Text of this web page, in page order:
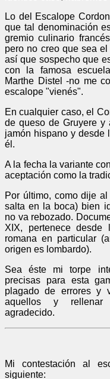
Lo del Escalope
que tal denominación
gremio culinario
pero no creo que sea
así que sospecho que
con la famosa
Marthe Distel -no me
escalope "vienés".
En cualquier caso, el
de queso de Gruyere y
jamón hispano y desde
él.
A la fecha la variante
aceptación como la
Por último, como dije
salta en la boca) bien
no va rebozado.
XIX, pertenece
romana en particular
origen es lombardo).
Sea éste mi torpe
precisas para esta
plagado de errores y
aquellos y rellenar
agradecido.
Mi contestación al
siguiente: